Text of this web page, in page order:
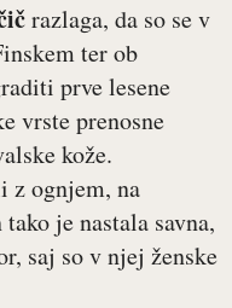
razlaga, da so se v
ter ob
prve lesene
vrste prenosne
kože.
z ognjem, na
je nastala savna,
saj so v njej ženske